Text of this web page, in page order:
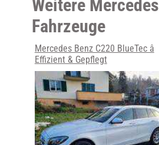
Weitere Mercedes
Fahrzeuge
Mercedes Benz C220 BlueTec â
Effizient & Gepflegt